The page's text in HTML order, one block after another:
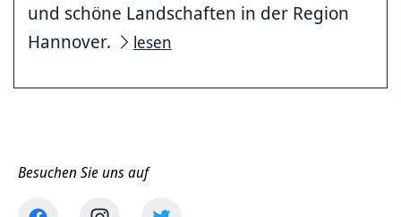
und schöne Landschaften in der Region
Hannover.
lesen
Besuchen Sie uns auf